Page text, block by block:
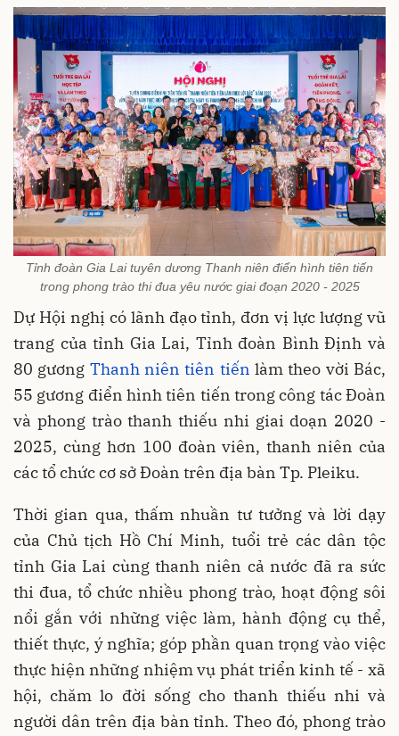
Tỉnh đoàn Gia Lai tuyên dương Thanh niên điển hình tiên tiến
trong phong trào thi đua yêu nước giai đoạn 2020 - 2025
Dự Hội nghị có lãnh đạo tỉnh, đơn vị lực lượng vũ
trang của tỉnh Gia Lai, Tỉnh đoàn Bình Định và
80 gương Thanh niên tiên tiến làm theo vời Bác,
55 gương điển hình tiên tiến trong công tác Đoàn
và phong trào thanh thiếu nhi giai doạn 2020 -
2025, cùng hơn 100 đoàn viên, thanh niên của
các tổ chức cơ sở Đoàn trên địa bàn Tp. Pleiku.
Thời gian qua, thấm nhuần tư tưởng và lời dạy
của Chủ tịch Hồ Chí Minh, tuổi trẻ các dân tộc
tỉnh Gia Lai cùng thanh niên cả nước đã ra sức
thi đua, tổ chức nhiều phong trào, hoạt động sôi
nổi gắn với những việc làm, hành động cụ thể,
thiết thực, ý nghĩa; góp phần quan trọng vào việc
thực hiện những nhiệm vụ phát triển kinh tế - xã
hội, chăm lo đời sống cho thanh thiếu nhi và
người dân trên địa bàn tỉnh. Theo đó, phong trào